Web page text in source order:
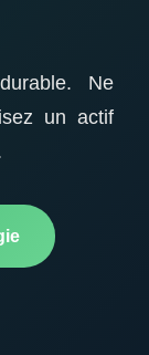
Ne
un actif